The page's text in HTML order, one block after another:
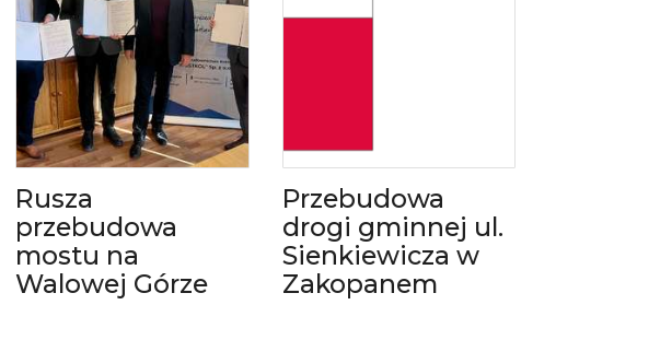
Rusza
przebudowa
mostu na
Walowej Górze
Przebudowa
drogi gminnej ul.
Sienkiewicza w
Zakopanem